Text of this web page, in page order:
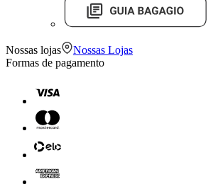
Nossas lojas
Nossas Lojas
Formas de pagamento